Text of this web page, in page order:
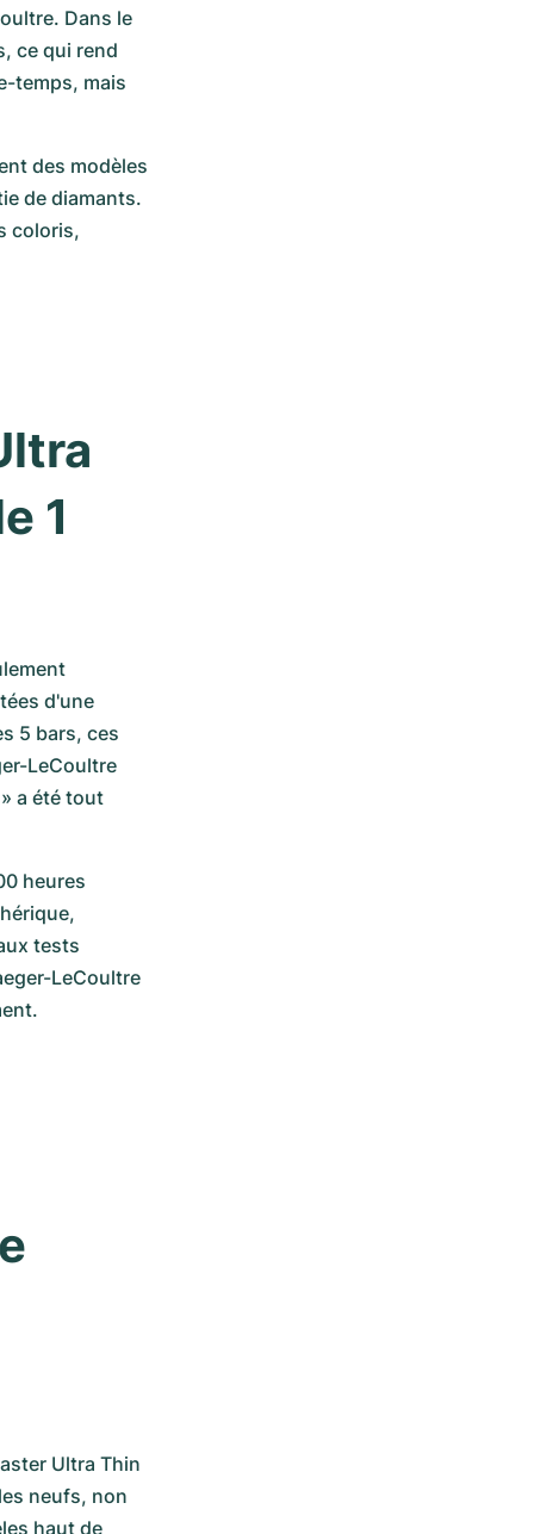
Dans le
ce qui rend
temps, mais
des modèles
de diamants.
coloris,
1
d'une
5 bars, ces
LeCoultre
a été tout
heures
tests
LeCoultre
Ultra Thin
neufs, non
haut de